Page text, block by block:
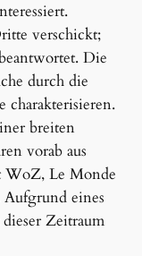
verschickt;
Die
durch die
charakterisieren.
breiten
vorab aus
WoZ, Le Monde
eines
Zeitraum